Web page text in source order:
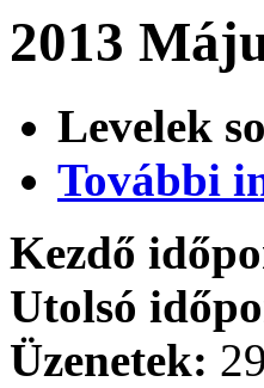
2013
Levelek
További
Kezdő
Utolsó
Üzenetek: 29